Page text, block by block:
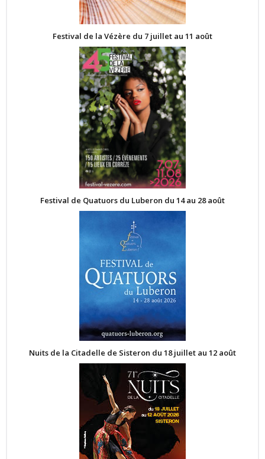
Festival de la Vézère du 7 juillet au 11 août
Festival de Quatuors du Luberon du 14 au 28 août
Nuits de la Citadelle de Sisteron du 18 juillet au 12 août